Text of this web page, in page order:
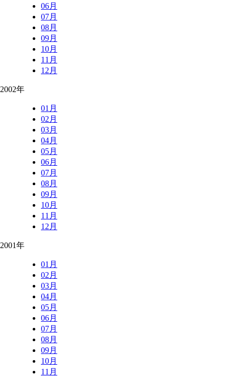
06月
07月
08月
09月
10月
11月
12月
2002年
01月
02月
03月
04月
05月
06月
07月
08月
09月
10月
11月
12月
2001年
01月
02月
03月
04月
05月
06月
07月
08月
09月
10月
11月